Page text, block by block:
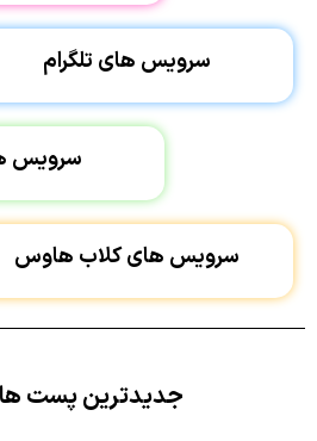
سرویس های تلگرام
سرویس
سرویس های کلاب هاوس
جدیدترین پست